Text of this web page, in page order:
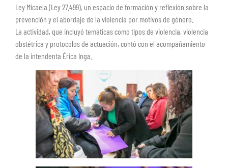
Ley Micaela (Ley 27.499), un espacio de formación y reflexión sobre la
prevención y el abordaje de la violencia por motivos de género.
La actividad, que incluyó temáticas como tipos de violencia, violencia
obstétrica y protocolos de actuación, contó con el acompañamiento
de la intendenta Érica Inga.